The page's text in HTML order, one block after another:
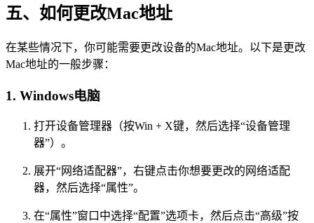
五、如何更改Mac地址
在某些情况下，你可能需要更改设备的Mac地址。以下是更改
Mac地址的一般步骤：
1. Windows电脑
打开设备管理器（按Win + X键，然后选择“设备管理
器”）。
展开“网络适配器”，右键点击你想要更改的网络适配
器，然后选择“属性”。
在“属性”窗口中选择“配置”选项卡，然后点击“高级”按